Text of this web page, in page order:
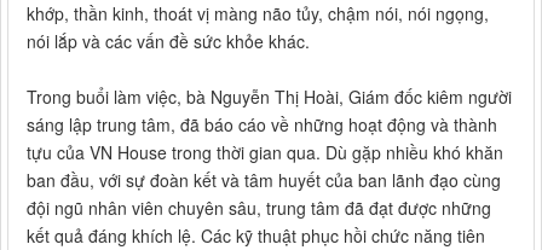
khớp, thần kinh, thoát vị màng não tủy, chậm nói, nói ngọng,
nói lắp và các vấn đề sức khỏe khác.
Trong buổi làm việc, bà Nguyễn Thị Hoài, Giám đốc kiêm người
sáng lập trung tâm, đã báo cáo về những hoạt động và thành
tựu của VN House trong thời gian qua. Dù gặp nhiều khó khăn
ban đầu, với sự đoàn kết và tâm huyết của ban lãnh đạo cùng
đội ngũ nhân viên chuyên sâu, trung tâm đã đạt được những
kết quả đáng khích lệ. Các kỹ thuật phục hồi chức năng tiên